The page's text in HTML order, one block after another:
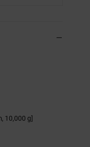
10,000 g]